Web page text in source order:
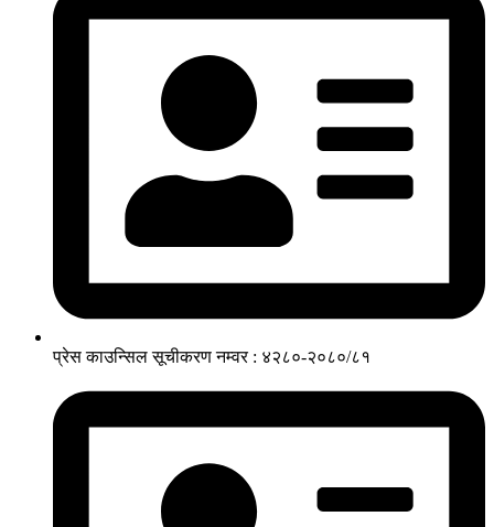
प्रेस काउन्सिल सूचीकरण नम्वर : ४२८०-२०८०/८१